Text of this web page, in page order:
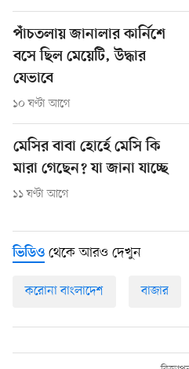
পাঁচতলায় জানালার কার্নিশে
বসে ছিল মেয়েটি, উদ্ধার
যেভাবে
১০ ঘণ্টা আগে
মেসির বাবা হোর্হে মেসি কি
মারা গেছেন? যা জানা যাচ্ছে
১১ ঘণ্টা আগে
ভিডিও থেকে আরও দেখুন
করোনা বাংলাদেশ বাজার